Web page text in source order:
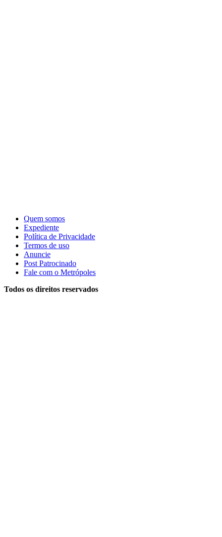
Quem somos
Expediente
Política de Privacidade
Termos de uso
Anuncie
Post Patrocinado
Fale com o Metrópoles
Todos os direitos reservados